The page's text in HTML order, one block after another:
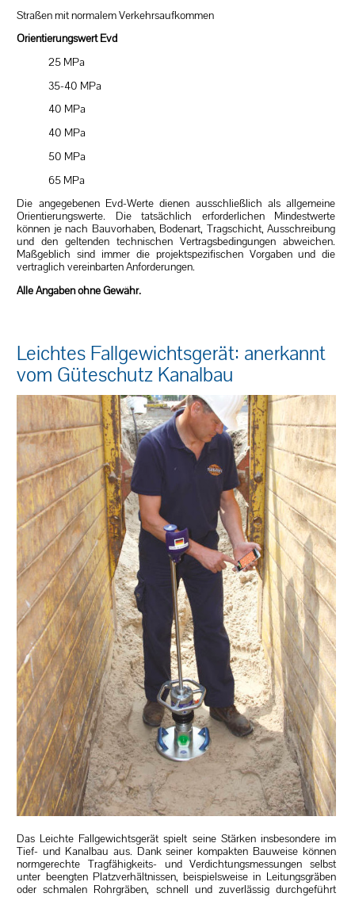
Straßen mit normalem Verkehrsaufkommen
Orientierungswert Evd
25 MPa
35-40 MPa
40 MPa
40 MPa
50 MPa
65 MPa
Die angegebenen Evd-Werte dienen ausschließlich als allgemeine
Orientierungswerte. Die tatsächlich erforderlichen Mindestwerte
können je nach Bauvorhaben, Bodenart, Tragschicht, Ausschreibung
und den geltenden technischen Vertragsbedingungen abweichen.
Maßgeblich sind immer die projektspezifischen Vorgaben und die
vertraglich vereinbarten Anforderungen.
Alle Angaben ohne Gewähr.
Leichtes Fallgewichtsgerät: anerkannt
vom Güteschutz Kanalbau
Das Leichte Fallgewichtsgerät spielt seine Stärken insbesondere im
Tief- und Kanalbau aus. Dank seiner kompakten Bauweise können
normgerechte Tragfähigkeits- und Verdichtungsmessungen selbst
unter beengten Platzverhältnissen, beispielsweise in Leitungsgräben
oder schmalen Rohrgräben, schnell und zuverlässig durchgeführt